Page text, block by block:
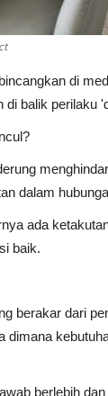
di
balik perilaku
dalam
ada
baik.
berakar dari
dimana
berlebih